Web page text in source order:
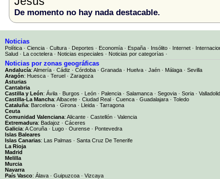
De momento no hay nada destacable.
Noticias
Política · Ciencia · Cultura · Deportes · Economía · España · Insólito · Internet ·
Salud · La coctelera · Noticias especiales · Noticias por categorías ·
Noticias por zonas geográficas
Andalucía: Almería · Cádiz · Córdoba · Granada · Huelva · Jaén · Málaga · Sevilla
Aragón: Huesca · Teruel · Zaragoza
Asturias
Cantabria
Castilla y León: Ávila · Burgos · León · Palencia · Salamanca · Segovia · Soria · Valladolid
Castilla-La Mancha: Albacete · Ciudad Real · Cuenca · Guadalajara · Toledo
Cataluña: Barcelona · Girona · Lleida · Tarragona
Ceuta
Comunidad Valenciana: Alicante · Castellón · Valencia
Extremadura: Badajoz · Cáceres
Galicia: A Coruña · Lugo · Ourense · Pontevedra
Islas Baleares
Islas Canarias: Las Palmas · Santa Cruz De Tenerife
La Rioja
Madrid
Melilla
Murcia
Navarra
País Vasco: Álava · Guipuzcoa · Vizcaya